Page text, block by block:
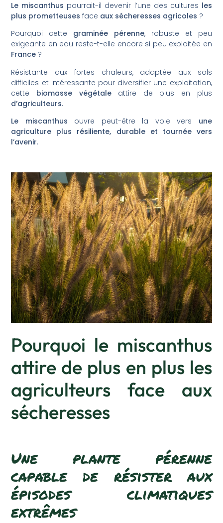
Le miscanthus pourrait-il devenir l’une des cultures les
plus prometteuses face aux sécheresses agricoles ?
Pourquoi cette graminée pérenne, robuste et peu
exigeante en eau reste-t-elle encore si peu exploitée en
France ?
Résistante aux fortes chaleurs, adaptée aux sols
difficiles et intéressante pour diversifier une exploitation,
cette biomasse végétaleattire de plus en plus
d’agriculteurs.
Le miscanthus ouvre peut-être la voie vers une
agriculture plus résiliente, durable et tournée vers
l’avenir.
Pourquoi le miscanthus
attire de plus en plus les
agriculteurs face aux
sécheresses
Une plante pérenne
capable de résister aux
épisodes climatiques
extrêmes